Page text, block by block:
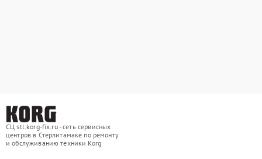
СЦ stl.korg-fix.ru - сеть сервисных
центров в Стерлитамаке по ремонту
и обслуживанию техники Korg